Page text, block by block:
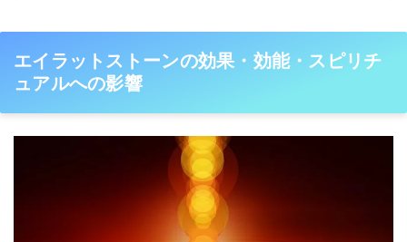
エイラットストーンの効果・効能・スピリチ
ュアルへの影響